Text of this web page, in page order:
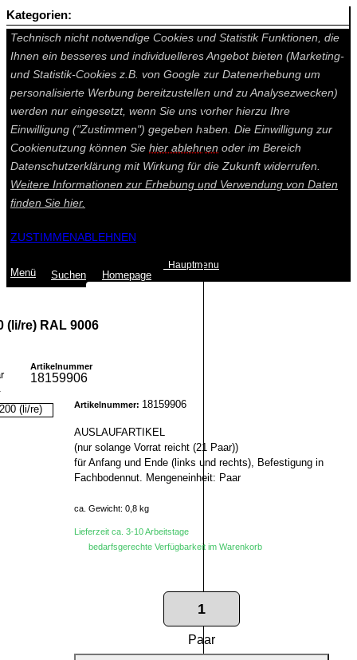
Auf dieser Seite werden technisch notwendige Cookies gesetzt.
Technisch nicht notwendige Cookies und Statistik Funktionen, die
Ihnen ein besseres und individuelleres Angebot bieten (Marketing-
und Statistik-Cookies z.B. von Google zur Datenerhebung um
personalisierte Werbung bereitzustellen und zu Analysezwecken)
werden nur eingesetzt, wenn Sie uns vorher hierzu Ihre
Einwilligung ("Zustimmen") gegeben haben. Die Einwilligung zur
Cookienutzung können Sie hier ablehnen oder im Bereich
Datenschutzerklärung mit Wirkung für die Zukunft widerrufen.
Weitere Informationen zur Erhebung und Verwendung von Daten
finden Sie hier.
ZUSTIMMENABLEHNEN
Menü Suchen Homepage
Hauptmenu
(li/re) RAL 9006
Artikelnummer
18159906
Artikelnummer: 18159906
AUSLAUFARTIKEL
(nur solange Vorrat reicht (21 Paar))
für Anfang und Ende (links und rechts), Befestigung in
Fachbodennut. Mengeneinheit: Paar
ca. Gewicht: 0,8 kg
Lieferzeit ca. 3-10 Arbeitstage
bedarfsgerechte Verfügbarkeit im Warenkorb
Paar
Kategorien: